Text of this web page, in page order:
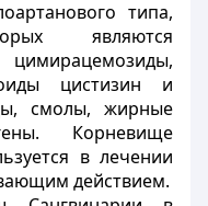
типа,
являются
цистизин и
смолы, жирные
Корневище
в лечении
действием.